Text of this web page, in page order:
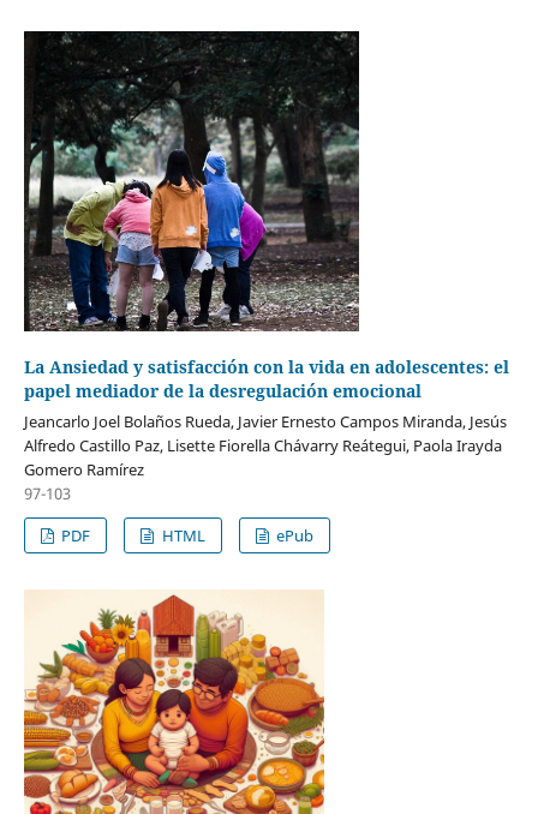
La Ansiedad y satisfacción con la vida en adolescentes: el
papel mediador de la desregulación emocional
Jeancarlo Joel Bolaños Rueda, Javier Ernesto Campos Miranda, Jesús
Alfredo Castillo Paz, Lisette Fiorella Chávarry Reátegui, Paola Irayda
Gomero Ramírez
97-103
PDF
HTML ePub